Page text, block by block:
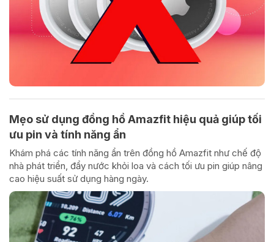
Mẹo sử dụng đồng hồ Amazfit hiệu quả giúp tối
ưu pin và tính năng ẩn
Khám phá các tính năng ẩn trên đồng hồ Amazfit như chế độ
nhà phát triển, đẩy nước khỏi loa và cách tối ưu pin giúp nâng
cao hiệu suất sử dụng hàng ngày.